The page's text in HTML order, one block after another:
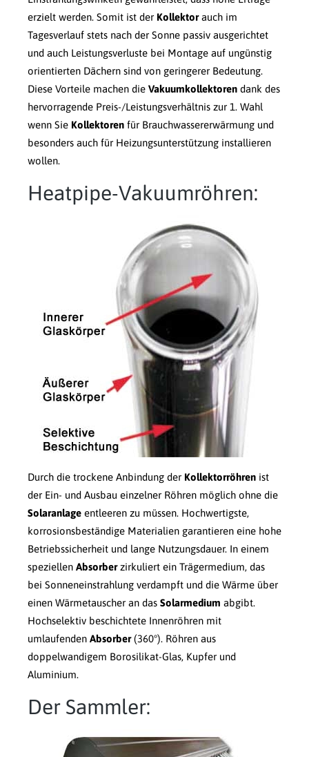
erzielt werden. Somit ist der Kollektorauch im
Tagesverlauf stets nach der Sonne passiv ausgerichtet
und auch Leistungsverluste bei Montage auf ungünstig
orientierten Dächern sind von geringerer Bedeutung.
Diese Vorteile machen die Vakuumkollektoren dank des
hervorragende Preis-/Leistungsverhältnis zur 1. Wahl
wenn Sie Kollektoren für Brauchwassererwärmung und
besonders auch für Heizungsunterstützung installieren
wollen.
Heatpipe-Vakuumröhren:
Durch die trockene Anbindung der Kollektorröhren ist
der Ein- und Ausbau einzelner Röhren möglich ohne die
Solaranlage entleeren zu müssen. Hochwertigste,
korrosionsbeständige Materialien garantieren eine hohe
Betriebssicherheit und lange Nutzungsdauer. In einem
speziellen Absorberzirkuliert ein Trägermedium, das
bei Sonneneinstrahlung verdampft und die Wärme über
einen Wärmetauscher an das Solarmedium abgibt.
Hochselektiv beschichtete Innenröhren mit
umlaufenden Absorber(360°). Röhren aus
doppelwandigem Borosilikat-Glas, Kupfer und
Aluminium.
Der Sammler: